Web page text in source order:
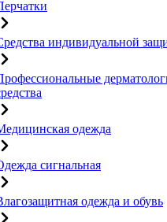
индивидуальной
одежда
сигнальная
одежда и обувь